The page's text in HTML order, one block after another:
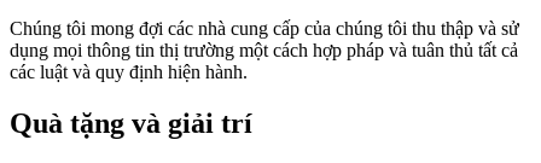
Chúng tôi mong đợi các nhà cung cấp của chúng tôi thu thập và sử
dụng mọi thông tin thị trường một cách hợp pháp và tuân thủ tất cả
các luật và quy định hiện hành.
Quà tặng và giải trí